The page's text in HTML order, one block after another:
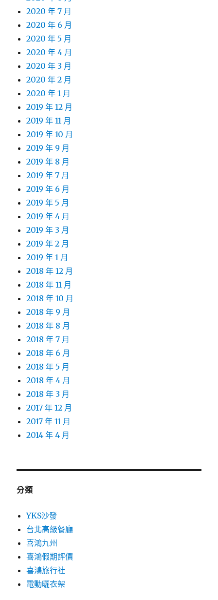
2020 年 7 月
2020 年 6 月
2020 年 5 月
2020 年 4 月
2020 年 3 月
2020 年 2 月
2020 年 1 月
2019 年 12 月
2019 年 11 月
2019 年 10 月
2019 年 9 月
2019 年 8 月
2019 年 7 月
2019 年 6 月
2019 年 5 月
2019 年 4 月
2019 年 3 月
2019 年 2 月
2019 年 1 月
2018 年 12 月
2018 年 11 月
2018 年 10 月
2018 年 9 月
2018 年 8 月
2018 年 7 月
2018 年 6 月
2018 年 5 月
2018 年 4 月
2018 年 3 月
2017 年 12 月
2017 年 11 月
2014 年 4 月
分類
YKS沙發
台北高級餐廳
喜鴻九州
喜鴻假期評價
喜鴻旅行社
電動曬衣架